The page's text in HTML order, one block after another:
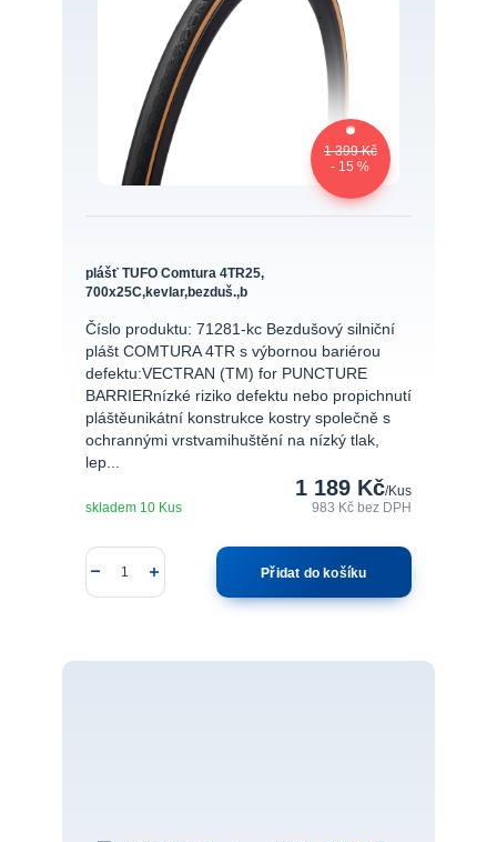
1 399 Kč
- 15 %
plášť TUFO Comtura 4TR25,
700x25C,kevlar,bezduš.,b
Číslo produktu: 71281-kc Bezdušový silniční
plášt COMTURA 4TR s výbornou bariérou
defektu:VECTRAN (TM) for PUNCTURE
BARRIERnízké riziko defektu nebo propichnutí
pláštěunikátní konstrukce kostry společně s
ochrannými vrstvamihuštění na nízký tlak,
lep...
1 189 Kč/Kus
983 Kčbez DPH
skladem 10 Kus
Přidat do košíku